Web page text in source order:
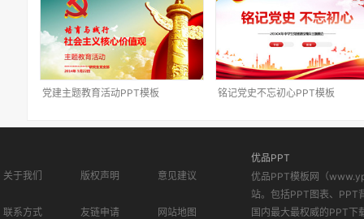
党建主题教育活动PPT模板 铭记党史不忘初心PPT模板
关于我们 版权声明 意见建议
联系方式 友链申请 网站地图
优品PPT
优品PPT模板网（
站。包括PPT图表、PPT
国内最大最权威的PPT下